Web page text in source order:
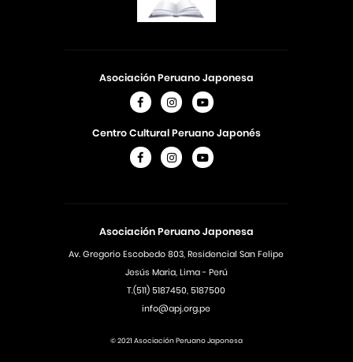
Asociación Peruano Japonesa
Av. Gregorio Escobedo 803, Residencial San Felipe
Jesús Maria, Lima - Perú
T.(511) 5187450, 5187500
info@apj.org.pe
Asociación Peruano Japonesa
Centro Cultural Peruano Japonés
© 2021 Asociación Peruano Japonesa